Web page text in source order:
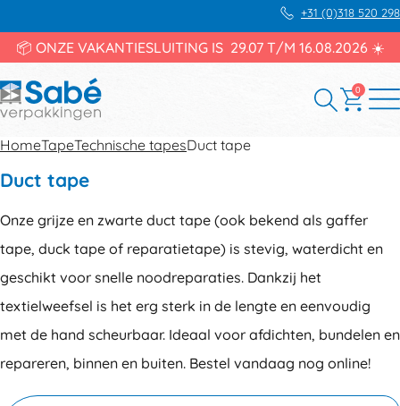
+31 (0)318 520 298
📦 ONZE VAKANTIESLUITING IS 29.07 T/M 16.08.2026 ☀️
0
HomeTapeTechnische tapesDuct tape
Duct tape
Onze grijze en zwarte duct tape (ook bekend als gaffer
tape, duck tape of reparatietape) is stevig, waterdicht en
geschikt voor snelle noodreparaties. Dankzij het
textielweefsel is het erg sterk in de lengte en eenvoudig
met de hand scheurbaar. Ideaal voor afdichten, bundelen en
repareren, binnen en buiten. Bestel vandaag nog online!